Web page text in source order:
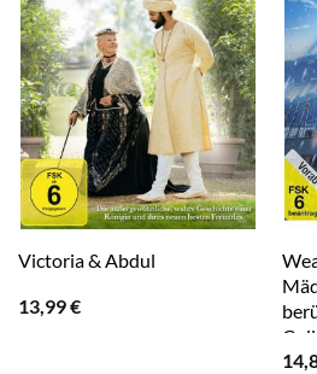
Victoria & Abdul
13,99€